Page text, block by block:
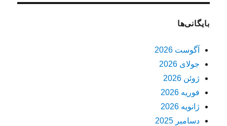
بایگانی‌ها
آگوست 2026
جولای 2026
ژوئن 2026
فوریه 2026
ژانویه 2026
دسامبر 2025